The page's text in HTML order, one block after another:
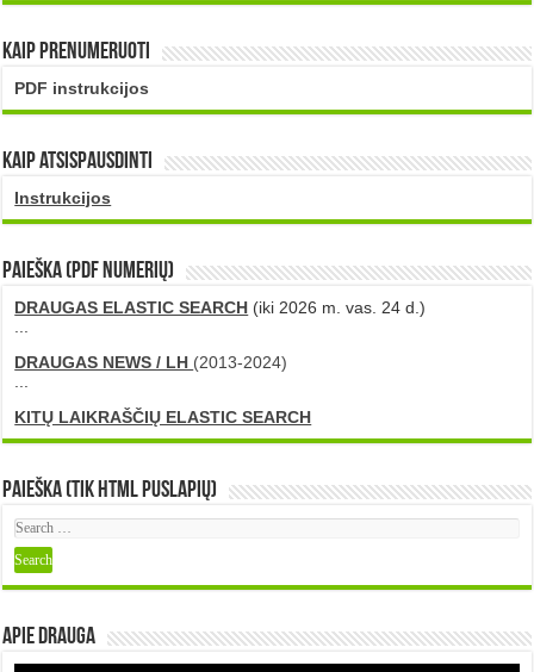
Kaip prenumeruoti
PDF instrukcijos
Kaip atsispausdinti
Instrukcijos
PAIEŠKA (PDF numerių)
DRAUGAS ELASTIC SEARCH (iki 2026 m. vas. 24 d.)
DRAUGAS NEWS / LH (2013-2024)
KITŲ LAIKRAŠČIŲ ELASTIC SEARCH
Paieška (tik HTML puslapių)
Apie DRAUGA